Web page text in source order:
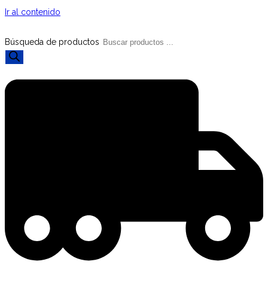
Ir al contenido
Búsqueda de productos